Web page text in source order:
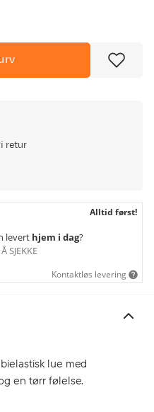
retur
Alltid først!
levert hjem i dag?
SJEKKE
Kontaktløs levering
lue med
en tørr følelse.